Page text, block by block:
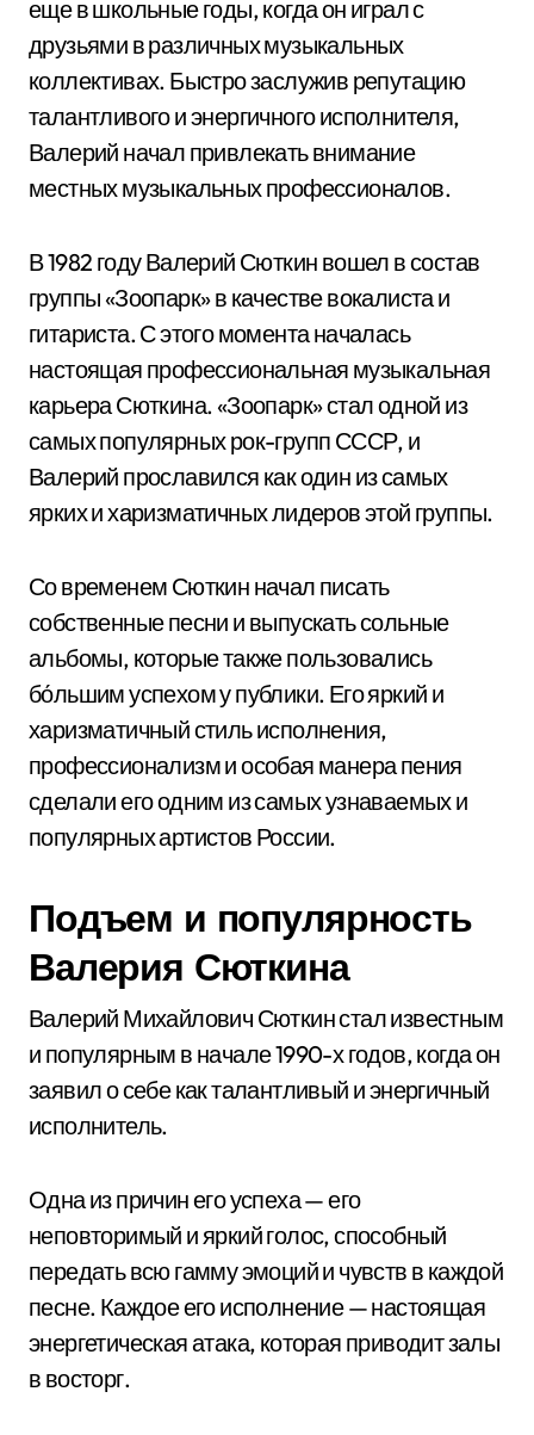
еще в школьные годы, когда он играл с
друзьями в различных музыкальных
коллективах. Быстро заслужив репутацию
талантливого и энергичного исполнителя,
Валерий начал привлекать внимание
местных музыкальных профессионалов.
В 1982 году Валерий Сюткин вошел в состав
группы «Зоопарк» в качестве вокалиста и
гитариста. С этого момента началась
настоящая профессиональная музыкальная
карьера Сюткина. «Зоопарк» стал одной из
самых популярных рок-групп СССР, и
Валерий прославился как один из самых
ярких и харизматичных лидеров этой группы.
Со временем Сюткин начал писать
собственные песни и выпускать сольные
альбомы, которые также пользовались
бо́льшим успехом у публики. Его яркий и
харизматичный стиль исполнения,
профессионализм и особая манера пения
сделали его одним из самых узнаваемых и
популярных артистов России.
Подъем и популярность
Валерия Сюткина
Валерий Михайлович Сюткин стал известным
и популярным в начале 1990-х годов, когда он
заявил о себе как талантливый и энергичный
исполнитель.
Одна из причин его успеха — его
неповторимый и яркий голос, способный
передать всю гамму эмоций и чувств в каждой
песне. Каждое его исполнение — настоящая
энергетическая атака, которая приводит залы
в восторг.